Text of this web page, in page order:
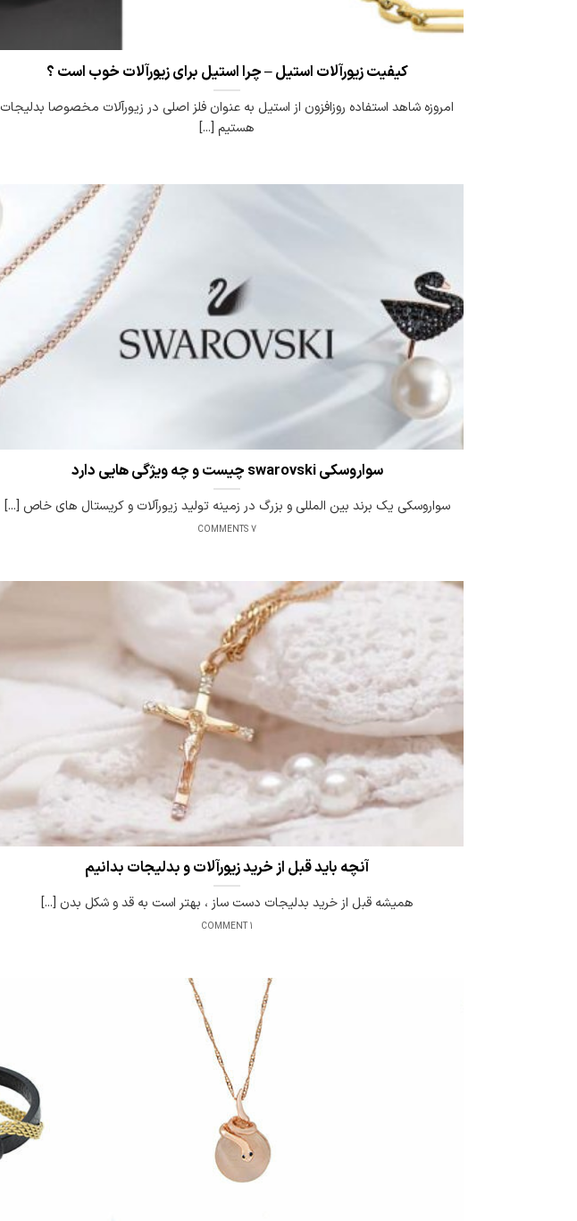
کیفیت زیورآلات استیل – چرا استیل برای زیورآلات خوب است ؟
امروزه شاهد استفاده روزافزون از استیل به عنوان فلز اصلی در زیورآلات مخصوصا بدلیجات
هستیم [...]
سواروسکی swarovski چیست و چه ویژگی هایی دارد
سواروسکی یک برند بین المللی و بزرگ در زمینه تولید زیورآلات و کریستال های خاص [...]
7 COMMENTS
آنچه باید قبل از خرید زیورآلات و بدلیجات بدانیم
همیشه قبل از خرید بدلیجات دست ساز ، بهتر است به قد و شکل بدن [...]
1 COMMENT